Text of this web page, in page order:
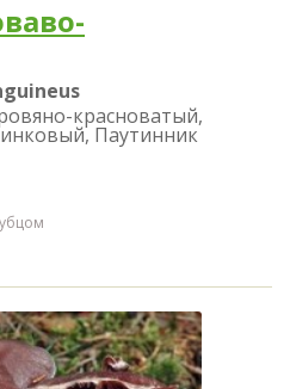
красноватый,
Паутинник